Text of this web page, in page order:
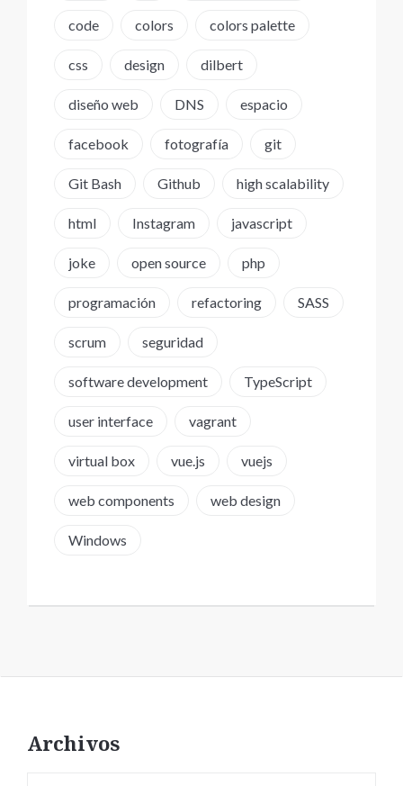
code colors colors palette
css design dilbert
diseño web DNS espacio
facebook fotografía git
Git Bash Github high scalability
html Instagram javascript
joke open source php
programación refactoring SASS
scrum seguridad
software development TypeScript
user interface vagrant
virtual box vue.js vuejs
web components web design
Windows
Archivos